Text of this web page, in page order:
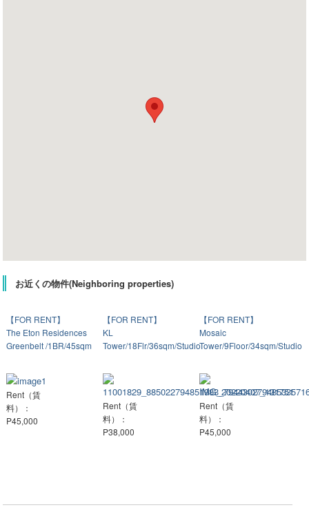
お近くの物件(Neighboring properties)
【FOR RENT】
The Eton Residences
Greenbelt /1BR/45sqm
Rent（賃
料）：
P45,000
【FOR RENT】
KL
Tower/18Flr/36sqm/Studio
Rent（賃
料）：
P38,000
【FOR RENT】
Mosaic
Tower/9Floor/34sqm/Studio
Rent（賃
料）：
P45,000